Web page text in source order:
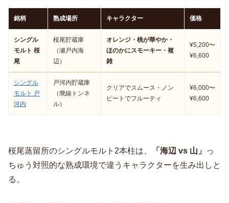
銘柄 熟成場所 キャラクター 価格
シングル
モルト 桜
尾
桜尾貯蔵庫
（瀬戸内海
辺）
オレンジ・桃が華やか・
ほのかにスモーキー・複
雑
¥5,200〜
¥6,600
シングル
モルト 戸
河内
戸河内貯蔵庫
（廃線トンネ
ル）
クリアでスムース・ノン
ピートでフルーティ
¥6,000〜
¥6,600
桜尾蒸留所のシングルモルト2本柱は、 「海辺 vs 山」 っ
ちゅう対照的な熟成環境で違うキャラクターを生み出しと
る。